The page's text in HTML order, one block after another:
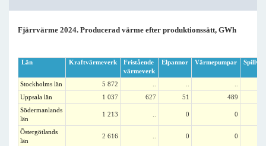
Fjärrvärme 2024. Producerad värme efter produktionssätt, GWh
Län Kraftvärmeverk
Fristående
värmeverk
Elpannor Värmepumpar
Stockholms län 5 872
Uppsala län
1 037 627 51
489
Södermanlands
län
1 213 0 0
Östergötlands
län
2 616 0 0